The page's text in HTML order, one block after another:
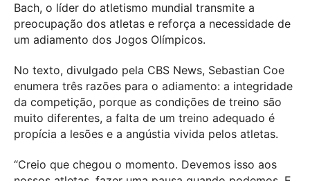
Bach, o líder do atletismo mundial transmite a
preocupação dos atletas e reforça a necessidade de
um adiamento dos Jogos Olímpicos.
No texto, divulgado pela CBS News, Sebastian Coe
enumera três razões para o adiamento: a integridade
da competição, porque as condições de treino são
muito diferentes, a falta de um treino adequado é
propícia a lesões e a angústia vivida pelos atletas.
“Creio que chegou o momento. Devemos isso aos